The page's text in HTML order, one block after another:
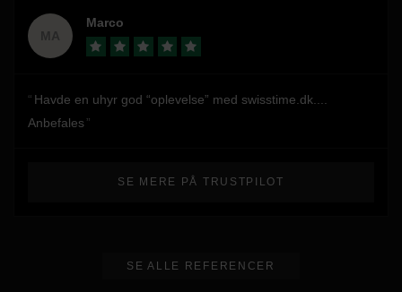
Marco
Havde en uhyr god “oplevelse” med swisstime.dk....
Anbefales
SE MERE PÅ TRUSTPILOT
SE ALLE REFERENCER